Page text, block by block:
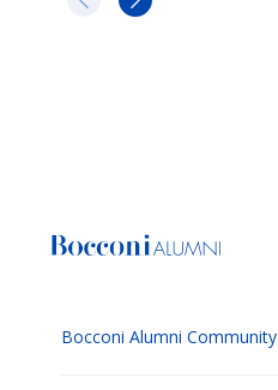
Bocconi Alumni Community